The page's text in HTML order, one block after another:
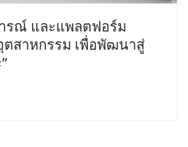
ารณ์ และแพลตฟอร์ม
สาหกรรม เพื่อพัฒนาสู่